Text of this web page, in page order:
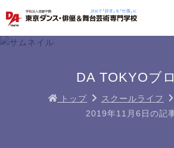
学科・専攻 資料請求
DA TOKYOブ
トップ スクールライフ
2019年11月6日の記